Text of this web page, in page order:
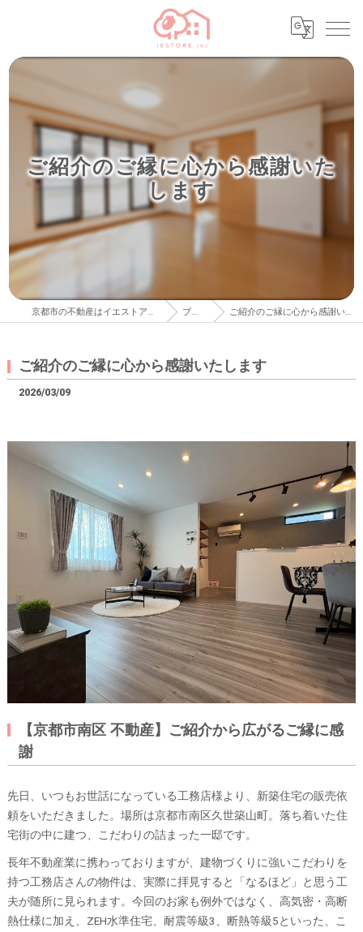
ご紹介のご縁に心から感謝いた
します
京都市の不動産はイエストア株式会社 ブログ ご紹介のご縁に心から感謝いたします
ご紹介のご縁に心から感謝いたします
2026/03/09
【京都市南区 不動産】ご紹介から広がるご縁に感
謝
先日、いつもお世話になっている工務店様より、新築住宅の販売依
頼をいただきました。場所は京都市南区久世築山町。落ち着いた住
宅街の中に建つ、こだわりの詰まった一邸です。
長年不動産業に携わっておりますが、建物づくりに強いこだわりを
持つ工務店さんの物件は、実際に拝見すると「なるほど」と思う工
夫が随所に見られます。今回のお家も例外ではなく、高気密・高断
熱仕様に加え、ZEH水準住宅、耐震等級3、断熱等級5といった、こ